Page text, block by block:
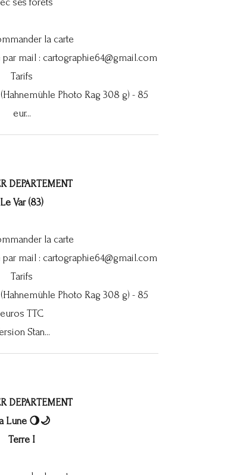
la carte
mail : cartographie64@gmail.com
Tarifs
Photo Rag 308 g) - 85
eur...
DEPARTEMENT
Le Var (83)
la carte
mail : cartographie64@gmail.com
Tarifs
Photo Rag 308 g) - 85
euros TTC
Stan...
DEPARTEMENT
Lune 🌖🌙
Terre I